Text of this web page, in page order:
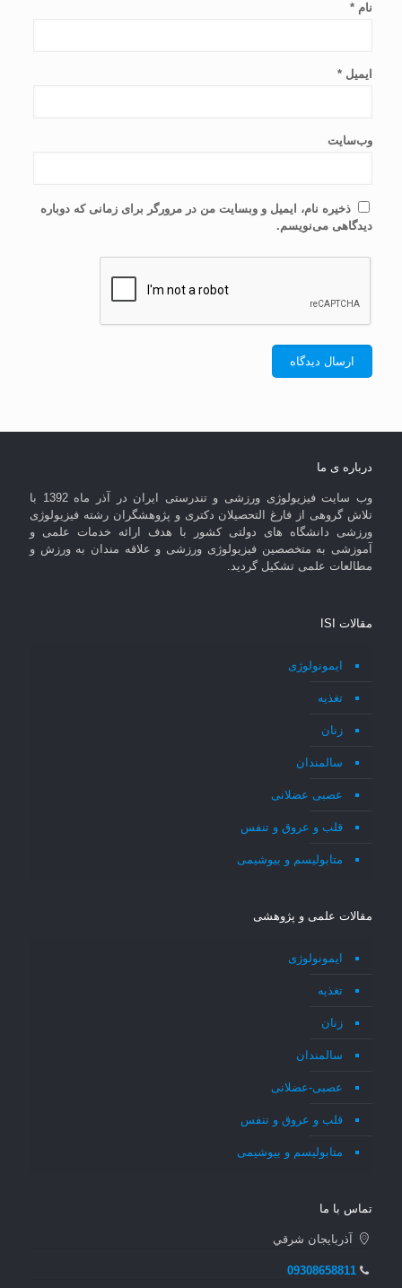
نام *
ایمیل *
وب‌سایت
ذخیره نام، ایمیل و وبسایت من در مرورگر برای زمانی که دوباره
دیدگاهی می‌نویسم.
درباره ی ما
وب سایت فیزیولوژی ورزشی و تندرستی ایران در آذر ماه 1392 با
تلاش گروهی از فارغ التحصیلان دکتری و پژوهشگران رشته فیزیولوژی
ورزشی دانشگاه های دولتی کشور با هدف ارائه خدمات علمی و
آموزشی به متخصصین فیزیولوژی ورزشی و علاقه مندان به ورزش و
مطالعات علمی تشکیل گردید.
مقالات ISI
ایمونولوژی
تغذیه
زنان
سالمندان
عصبی عضلانی
قلب و عروق و تنفس
متابولیسم و بیوشیمی
مقالات علمی و پژوهشی
ایمونولوژی
تغذیه
زنان
سالمندان
عصبی-عضلانی
قلب و عروق و تنفس
متابولیسم و بیوشیمی
تماس با ما
آذربايجان شرقي
09308658811